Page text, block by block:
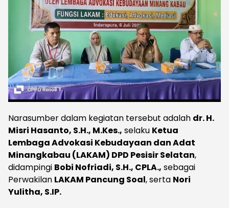
Narasumber dalam kegiatan tersebut adalah dr. H.
Misri Hasanto, S.H., M.Kes., selaku Ketua
Lembaga Advokasi Kebudayaan dan Adat
Minangkabau (LAKAM) DPD Pesisir Selatan,
didampingi Bobi Nofriadi, S.H., CPLA., sebagai
Perwakilan LAKAM Pancung Soal, serta Nori
Yulitha, S.IP.